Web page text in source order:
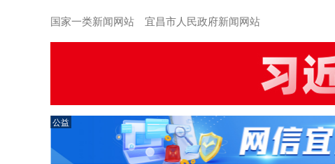
国家一类新闻网站 宜昌市人民政府新闻网站
公益